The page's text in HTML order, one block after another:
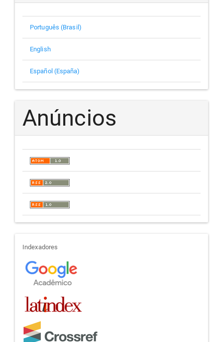
Português (Brasil)
English
Español (España)
Anúncios
indexadores
Indexadores